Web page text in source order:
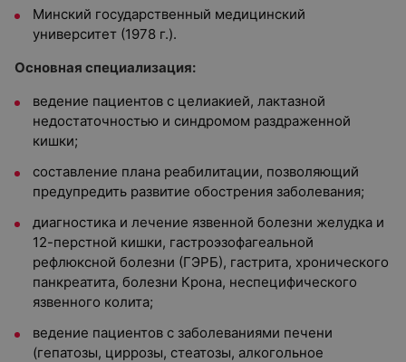
Минский государственный медицинский
университет (1978 г.).
Основная специализация:
ведение пациентов с целиакией, лактазной
недостаточностью и синдромом раздраженной
кишки;
составление плана реабилитации, позволяющий
предупредить развитие обострения заболевания;
диагностика и лечение язвенной болезни желудка и
12-перстной кишки, гастроэзофагеальной
рефлюксной болезни (ГЭРБ), гастрита, хронического
панкреатита, болезни Крона, неспецифического
язвенного колита;
ведение пациентов с заболеваниями печени
(гепатозы, циррозы, стеатозы, алкогольное